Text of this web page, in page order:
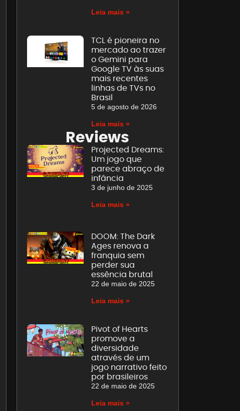
Leia mais »
TCL é pioneira no
mercado ao trazer
o Gemini para
Google TV às suas
mais recentes
linhas de TVs no
Brasil
5 de agosto de 2026
Leia mais »
Reviews
Projected Dreams:
Um jogo que
parece abraço de
infância
3 de junho de 2025
Leia mais »
DOOM: The Dark
Ages renova a
franquia sem
perder sua
essência brutal
22 de maio de 2025
Leia mais »
Pivot of Hearts
promove a
diversidade
através de um
jogo narrativo feito
por brasileiros
22 de maio de 2025
Leia mais »